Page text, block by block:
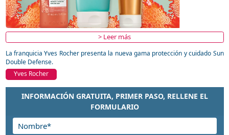
> Leer más
La franquicia Yves Rocher presenta la nueva gama protección y cuidado Sun
Double Defense.
Yves Rocher
INFORMACIÓN GRATUITA, PRIMER PASO, RELLENE EL
FORMULARIO